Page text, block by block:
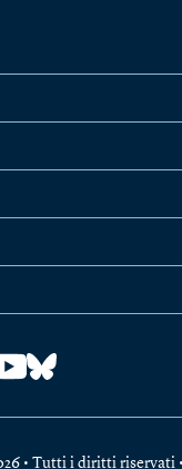
• Tutti i diritti riservati